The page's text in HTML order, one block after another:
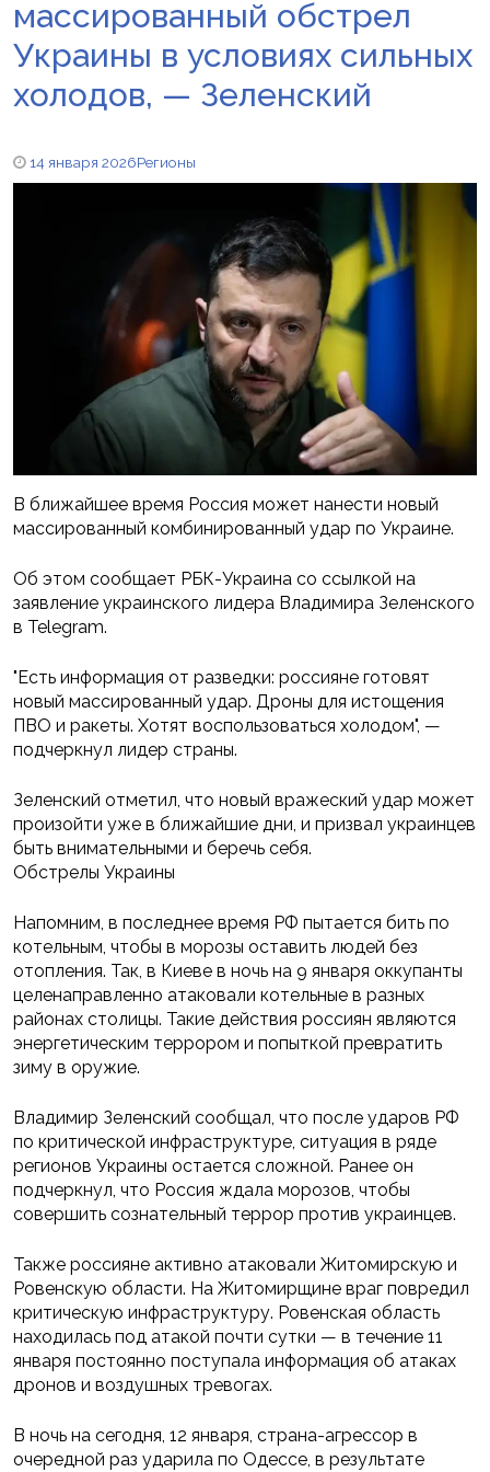
массированный обстрел
Украины в условиях сильных
холодов, — Зеленский
14 января 2026Регионы
В ближайшее время Россия может нанести новый
массированный комбинированный удар по Украине.
Об этом сообщает РБК-Украина со ссылкой на
заявление украинского лидера Владимира Зеленского
в Telegram.
"Есть информация от разведки: россияне готовят
новый массированный удар. Дроны для истощения
ПВО и ракеты. Хотят воспользоваться холодом", —
подчеркнул лидер страны.
Зеленский отметил, что новый вражеский удар может
произойти уже в ближайшие дни, и призвал украинцев
быть внимательными и беречь себя.
Обстрелы Украины
Напомним, в последнее время РФ пытается бить по
котельным, чтобы в морозы оставить людей без
отопления. Так, в Киеве в ночь на 9 января оккупанты
целенаправленно атаковали котельные в разных
районах столицы. Такие действия россиян являются
энергетическим террором и попыткой превратить
зиму в оружие.
Владимир Зеленский сообщал, что после ударов РФ
по критической инфраструктуре, ситуация в ряде
регионов Украины остается сложной. Ранее он
подчеркнул, что Россия ждала морозов, чтобы
совершить сознательный террор против украинцев.
Также россияне активно атаковали Житомирскую и
Ровенскую области. На Житомирщине враг повредил
критическую инфраструктуру. Ровенская область
находилась под атакой почти сутки — в течение 11
января постоянно поступала информация об атаках
дронов и воздушных тревогах.
В ночь на сегодня, 12 января, страна-агрессор в
очередной раз ударила по Одессе, в результате